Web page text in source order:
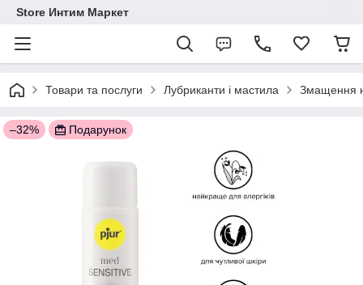
Store Интим Маркет
Товари та послуги Лубриканти і мастила Змащення
–32% Подарунок